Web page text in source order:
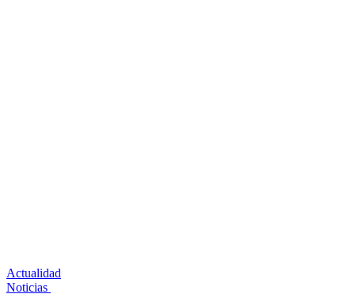
Actualidad
Noticias